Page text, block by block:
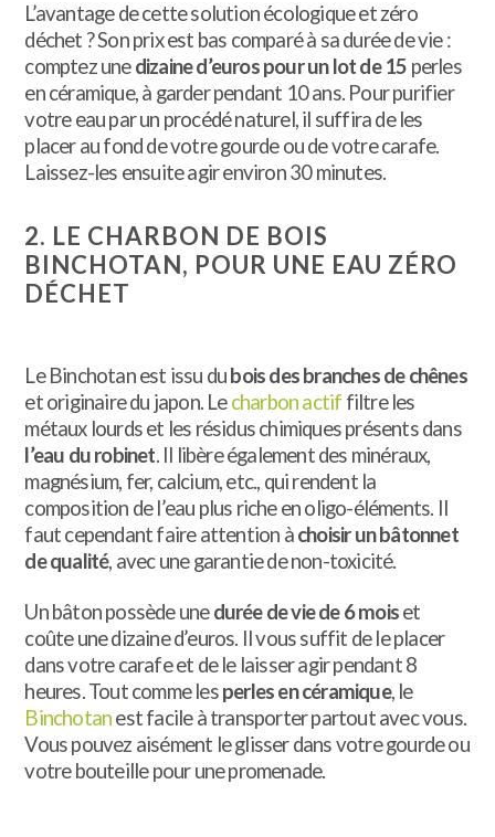
L’avantage de cette solution écologique et zéro
déchet ? Son prix est bas comparé à sa durée de vie :
comptez unedizaine d’euros pour un lot de 15 perles
en céramique, à garder pendant 10 ans. Pour purifier
votre eau par un procédé naturel, il suffira de les
placer au fond de votre gourde ou de votre carafe.
Laissez-les ensuite agir environ 30 minutes.
2. LE CHARBON DE BOIS
BINCHOTAN, POUR UNE EAU ZÉRO
DÉCHET
Le Binchotan est issu dubois des branches de chênes
et originaire du japon. Lecharbon actif filtre les
métaux lourds et les résidus chimiques présents dans
l’eau du robinet. Il libère également des minéraux,
magnésium, fer, calcium, etc., qui rendent la
composition de l’eau plus riche en oligo-éléments. Il
faut cependant faire attention àchoisir un bâtonnet
de qualité, avec une garantie de non-toxicité.
Un bâton possède unedurée de vie de 6 moiset
coûte une dizaine d’euros. Il vous suffit de le placer
dans votre carafe et de le laisser agir pendant 8
heures. Tout comme lesperles en céramique, le
Binchotanest facile à transporter partout avec vous.
Vous pouvez aisément le glisser dans votre gourde ou
votre bouteille pour une promenade.